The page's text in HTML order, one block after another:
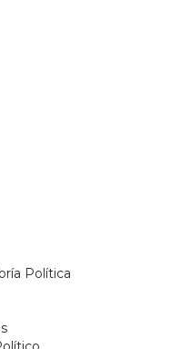
Política